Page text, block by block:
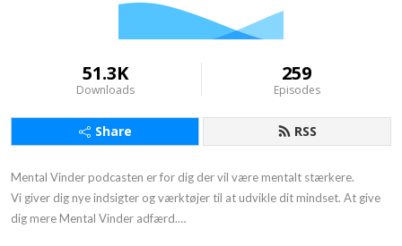
51.3K
Downloads
259
Episodes
Share RSS
Mental Vinder podcasten er for dig der vil være mentalt stærkere.
Vi giver dig nye indsigter og værktøjer til at udvikle dit mindset. At give
dig mere Mental Vinder adfærd.